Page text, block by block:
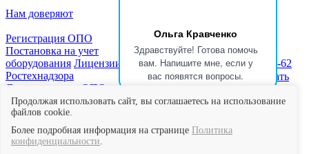
Ольга Кравченко
Здравствуйте! Готова помочь
вам. Напишите мне, если у
вас появятся вопросы.
Нам доверяют
Регистрация ОПО
Постановка на учет
оборудования Лицензии
Ростехнадзора
Документы для ОПО
Отчет о
производственном
контроле
Экспертиза
промышленной
безопасности
Новости Статьи
Скачать
документов Мы
+7 (999) 333-79-62
★★★★★
Читать
отзывы в Яндекс
Картах
Продолжая использовать сайт, вы соглашаетесь на использование
файлов cookie.
Более подробная информация на странице Политика
конфиденциальности.